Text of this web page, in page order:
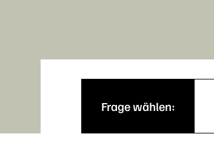
Frage wählen: